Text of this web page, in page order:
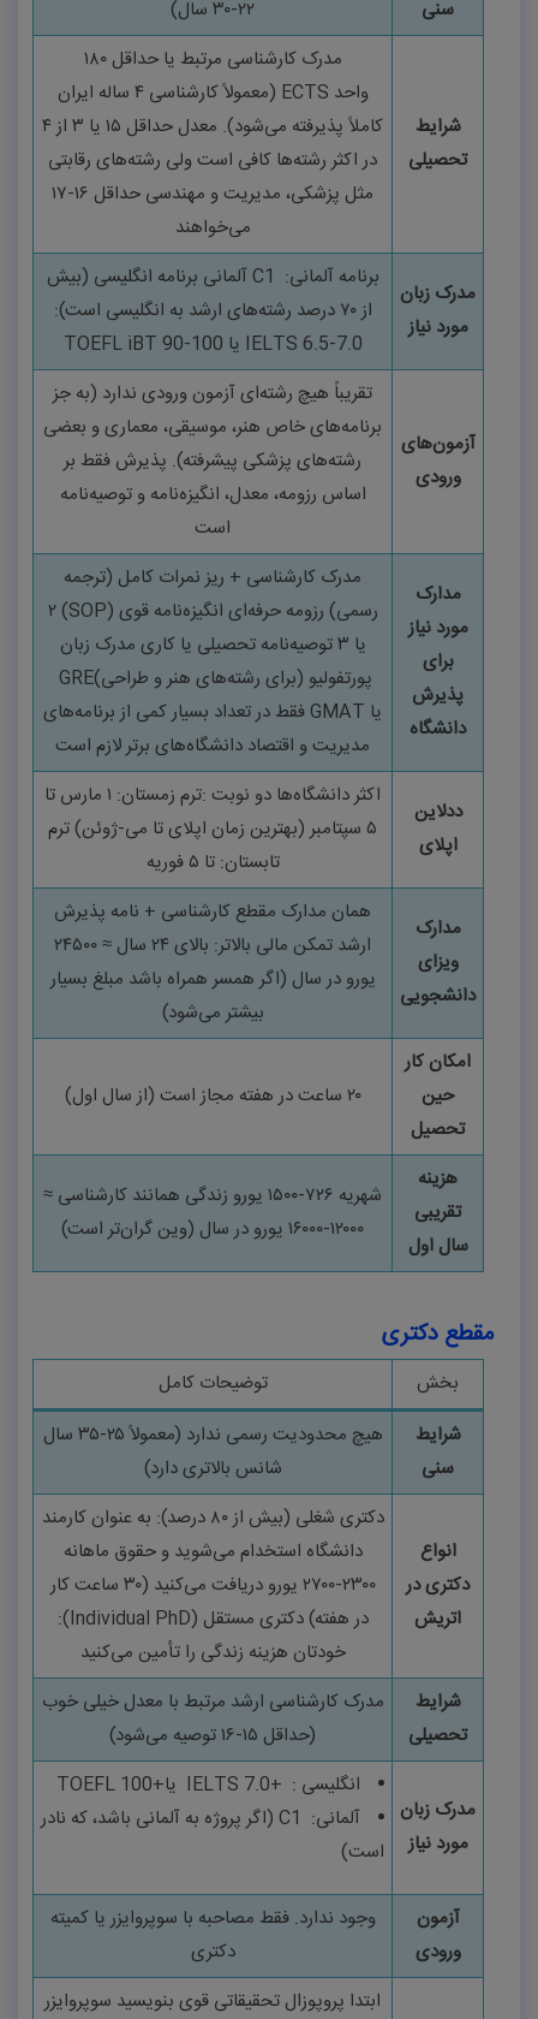
سنی ۲۲-۳۰ سال)
شرایط
تحصیلی
مدرک کارشناسی مرتبط یا حداقل۱۸۰
واحد ECTS (معمولاً کارشناسی ۴ ساله ایران
کاملاً پذیرفته می‌شود). معدل حداقل ۱۵ یا ۳ از۴
در اکثر رشته‌ها کافی است ولی رشته‌های رقابتی
مثل پزشکی، مدیریت و مهندسی حداقل ۱۶-۱۷
می‌خواهند
مدرک زبان
مورد نیاز
برنامه آلمانی:
C1 آلمانی برنامه انگلیسی (بیش
از۷۰ درصد رشته‌های ارشد به انگلیسی است):
IELTS 6.5-7.0 یا TOEFL iBT 90-100
آزمون‌های
ورودی
تقریباً هیچ رشته‌ای آزمون ورودی ندارد (به جز
برنامه‌های خاص هنر، موسیقی، معماری و بعضی
رشته‌های پزشکی پیشرفته). پذیرش فقط بر
اساس رزومه، معدل، انگیزه‌نامه و توصیه‌نامه
است
مدارک
مورد نیاز
برای
پذیرش
دانشگاه
مدرک کارشناسی + ریز نمرات کامل (ترجمه
رسمی) رزومه حرفه‌ای انگیزه‌نامه قوی (SOP) ۲
یا ۳توصیه‌نامه تحصیلی یا کاری مدرک زبان
پورتفولیو (برای رشته‌های هنر و طراحی)GRE
یا GMATفقط در تعداد بسیار کمی از برنامه‌های
مدیریت و اقتصاد دانشگاه‌های برتر لازم است
ددلاین
اپلای
اکثر دانشگاه‌ها دو نوبت :ترم زمستان: ۱ مارس تا
۵ سپتامبر (بهترین زمان اپلای تا می-ژوئن)ترم
تابستان: تا ۵ فوریه
مدارک
ویزای
دانشجویی
همان مدارک مقطع کارشناسی + نامه پذیرش
ارشد تمکن مالی بالاتر: بالای ۲۴ سال ≈۲۴۵۰۰
یورو در سال (اگر همسر همراه باشد مبلغ بسیار
بیشتر می‌شود)
امکان کار
حین
تحصیل
۲۰ ساعت در هفته مجاز است (از سال اول)
هزینه
تقریبی
سال اول
شهریه ۷۲۶-۱۵۰۰
یورو زندگی همانند کارشناسی ≈
۱۲۰۰۰-۱۶۰۰۰
یورو در سال (وین گران‌تر است)
مقطع دکتری
بخش
توضیحات کامل
شرایط
سنی
هیچ محدودیت رسمی ندارد (معمولاً۲۵-۳۵
سال
شانس بالاتری دارد)
انواع
دکتری در
اتریش
دکتری شغلی (بیش از۸۰ درصد): به عنوان کارمند
دانشگاه استخدام می‌شوید و حقوق ماهانه
۲۳۰۰-۲۷۰۰
یورو دریافت می‌کنید (۳۰ ساعت کار
در هفته)دکتری مستقل (
Individual PhD
):
خودتان هزینه زندگی را تأمین می‌کنید
شرایط
تحصیلی
مدرک کارشناسی ارشد مرتبط با معدل خیلی خوب
(حداقل ۱۵-۱۶ توصیه می‌شود)
مدرک زبان
مورد نیاز
انگلیسی :
IELTS 7.0+ یاTOEFL 100+
آلمانی:
C1 (اگر پروژه به آلمانی باشد، که نادر
است)
آزمون
ورودی
وجود ندارد. فقط مصاحبه با سوپروایزر یا کمیته
دکتری
ابتدا پروپوزال تحقیقاتی قوی بنویسید سوپروایزر